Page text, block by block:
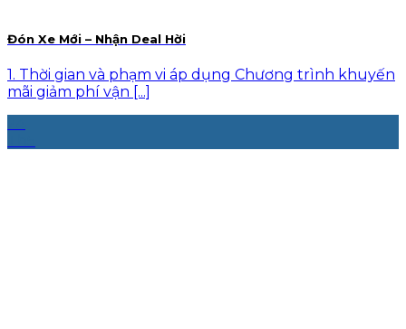
Đón Xe Mới – Nhận Deal Hời
1. Thời gian và phạm vi áp dụng Chương trình khuyến
mãi giảm phí vận [...]